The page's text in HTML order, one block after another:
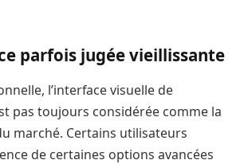
parfois jugée vieillissante
l’interface visuelle de
pas toujours considérée comme la
marché. Certains utilisateurs
de certaines options avancées